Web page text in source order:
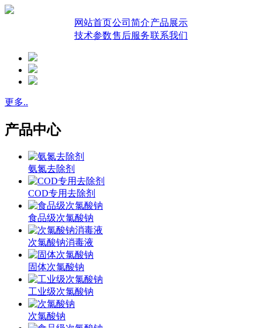
网站首页公司简介产品展示
技术参数售后服务联系我们
更多..
产品中心
氨氮去除剂
COD专用去除剂
食品级次氯酸钠
次氯酸钠消毒液
固体次氯酸钠
工业级次氯酸钠
次氯酸钠